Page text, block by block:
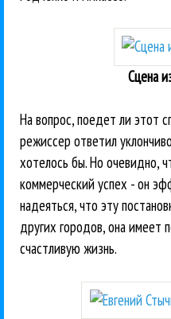
Сцена
На вопрос, поедет ли этот
режиссер ответил
хотелось бы. Но очевидно,
коммерческий успех - он
надеяться, что эту
других городов, она имеет
счастливую жизнь.